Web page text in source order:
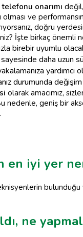
telefonu onarımı
olması ve
doğru
İşte birkaç önemli
birebir uyumlu
daha uzun
yardımcı
durumunda
olarak amacımız,
nedenle, geniş bir
en iyi yer
ne